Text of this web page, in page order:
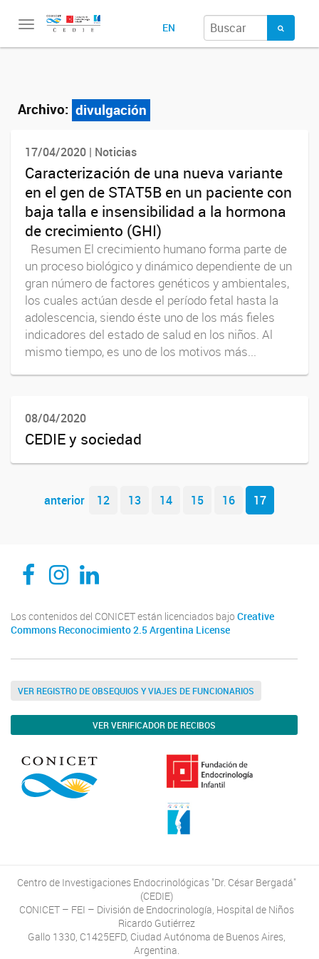
Toggle
EN
Archivo: divulgación
17/04/2020 | Noticias
Caracterización de una nueva variante
en el gen de STAT5B en un paciente con
baja talla e insensibilidad a la hormona
de crecimiento (GHI)
Resumen El crecimiento humano forma parte de
un proceso biológico y dinámico dependiente de un
gran número de factores genéticos y ambientales,
los cuales actúan desde el período fetal hasta la
adolescencia, siendo éste uno de los más fieles
indicadores del estado de salud en los niños. Al
mismo tiempo, es uno de los motivos más...
08/04/2020
CEDIE y sociedad
Navegador de artículos
anterior 12 13 14 15 16 17
CEDIE, Centro de Investigaciones Endocrinológicas Dr. César Bergadá
CEDIE, Centro de Investigaciones Endocrinológicas Dr. César Bergadá
CEDIE, Centro de Investigaciones Endocrinológicas Dr. César Bergadá
Los contenidos del CONICET están licenciados bajo Creative
Commons Reconocimiento 2.5 Argentina License
VER REGISTRO DE OBSEQUIOS Y VIAJES DE FUNCIONARIOS
VER VERIFICADOR DE RECIBOS
Centro de Investigaciones Endocrinológicas "Dr. César Bergadá"
(CEDIE)
CONICET – FEI – División de Endocrinología, Hospital de Niños
Ricardo Gutiérrez
Gallo 1330, C1425EFD, Ciudad Autónoma de Buenos Aires,
Argentina.